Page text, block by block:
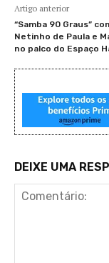
Artigo anterior
“Samba 90 Graus”
Netinho de Paula e
no palco do Espaço
DEIXE UMA